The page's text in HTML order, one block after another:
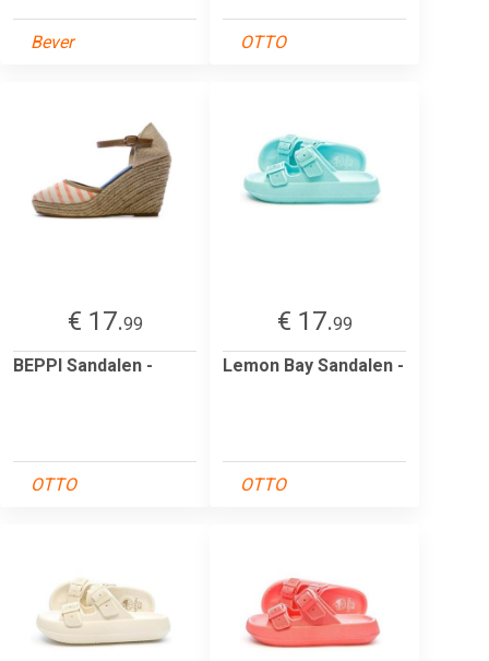
Bever OTTO
€ 17.99
BEPPI Sandalen -
OTTO
€ 17.99
Lemon Bay Sandalen -
OTTO